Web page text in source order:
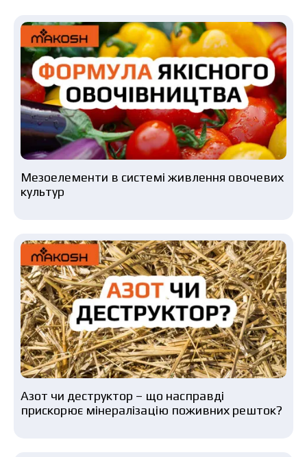
Мезоелементи в системі живлення овочевих
культур
Азот чи деструктор – що насправді
прискорює мінералізацію поживних решток?